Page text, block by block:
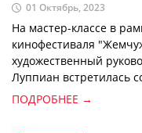
01 Октябрь, 2023
На мастер-классе в
кинофестиваля
художественный
Луппиан встретилась
города.
ПОДРОБНЕЕ →